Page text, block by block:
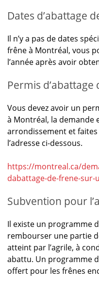
Dates d’abattage
Il n’y a pas de dates
frêne à Montréal, vous
l’année après avoir
Permis
Vous devez avoir un
à Montréal, la demande
arrondissement et
l’adresse ci-dessous.
https://montreal.ca/
dabattage-de-frene-
Subvention pour
Il existe un programme
rembourser une partie
atteint par l’agrile, à
abattu. Un programme
offert pour les frênes